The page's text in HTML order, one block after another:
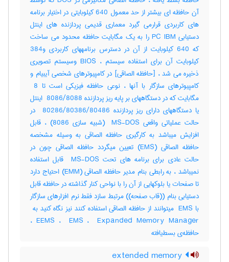
آن حافظه ای بیشتر از حد معمول 640 کیلوبایتی در اختیار برنامه
های کاربردی قرارمی گیرد معماری قدیمی پردازنده های اینتل
دستیابی PC IBM را به یک مگابایت حافظه محدود می ساخت
که 640 کیلوبایت از آن در دسترس برنامههای کاربردی و384
کیلوبایت آن برای استفاده سیستم ، BIOS وسیستم تصویری
ذخیره می شد ، [حافظه الصاقی] در کامپیوترهای شخصی آیبیام و
کامپیوترهای سازگار با آنها ، نوعی حافظه فیزیکی است تا ‎ 8
مگابایت که در دستگاههای بر پایه ریز پردازنده ‎ 8086/8088 اینتل
یا دستگاههای دارای ریز پردازنده ‎ 80286/80386/80486 در
حالت عملیاتی واقعی ‎ MS-DOS (شبیه سازی ‎8086) ، قابل
افزایش میباشد به کارگیری حافظه الصاقی به وسیله مشخصه
حافظه الصاقی (‎EMS) تعیین میگردد حافظه الصاقی چون در
حالت عادی برای برنامه های تحت ‎ MS-DOS قابل استفاده
نمیباشد ، به رابطی بنام مدیر حافظه الصاقی (‎EMM) احتیاج دارد
تا صفحات یا بلوکهایی از آن را با نواحی کنار گذاشته در حافظه قابل
دستیابی بنام ((قاب صفحه)) مرتبط سازد فقط نرم افزارهای سازگار
EEMS ، ‎ EMS ، ‎ Expanded Memory Manager ،
حافظه‌ی بسط‌یافته